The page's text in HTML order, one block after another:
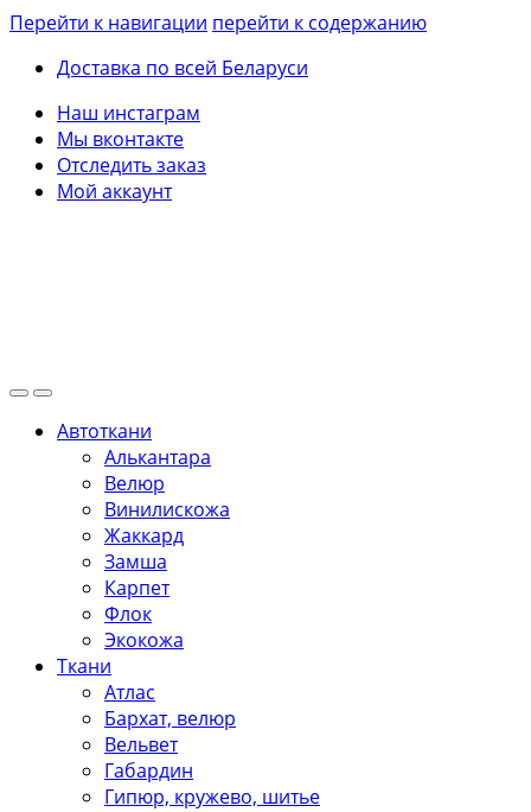
Перейти к навигации перейти к содержанию
Доставка по всей Беларуси
Наш инстаграм
Мы вконтакте
Отследить заказ
Мой аккаунт
Автоткани
Алькантара
Велюр
Винилискожа
Жаккард
Замша
Карпет
Флок
Экокожа
Ткани
Атлас
Бархат, велюр
Вельвет
Габардин
Гипюр, кружево, шитье